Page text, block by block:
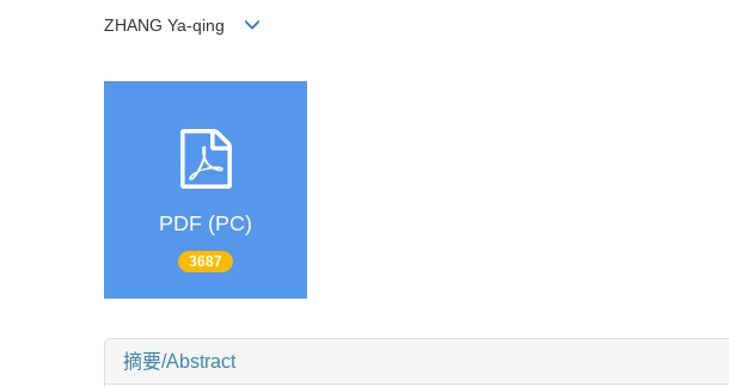
ZHANG Ya-qing
PDF (PC)
3687
摘要/Abstract